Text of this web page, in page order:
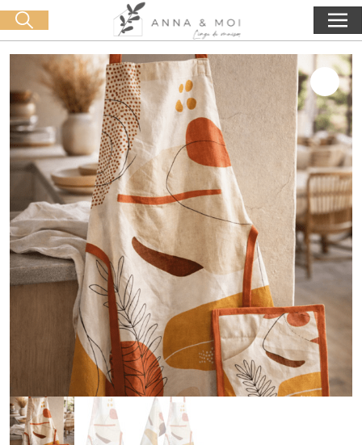
Livraison offerte dès 60€ d'achat 0,00€
Lancer la recherche